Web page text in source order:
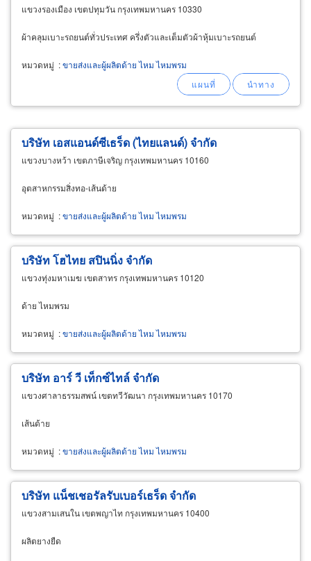
แขวงรองเมือง เขตปทุมวัน กรุงเทพมหานคร 10330
ผ้าคลุมเบาะรถยนต์ทั่วประเทศ ครึ่งตัวและเต็มตัวผ้าหุ้มเบาะรถยนต์
หมวดหมู่ :ขายส่งและผู้ผลิตด้าย ไหม ไหมพรม
บริษัท เอสแอนด์ซีเธร็ด (ไทยแลนด์) จำกัด
แขวงบางหว้า เขตภาษีเจริญ กรุงเทพมหานคร 10160
อุตสาหกรรมสิ่งทอ-เส้นด้าย
หมวดหมู่ :ขายส่งและผู้ผลิตด้าย ไหม ไหมพรม
บริษัท โฮไทย สปินนิ่ง จำกัด
แขวงทุ่งมหาเมฆ เขตสาทร กรุงเทพมหานคร 10120
ด้าย ไหมพรม
หมวดหมู่ :ขายส่งและผู้ผลิตด้าย ไหม ไหมพรม
บริษัท อาร์ วี เท็กซ์ไทล์ จำกัด
แขวงศาลาธรรมสพน์ เขตทวีวัฒนา กรุงเทพมหานคร 10170
เส้นด้าย
หมวดหมู่ :ขายส่งและผู้ผลิตด้าย ไหม ไหมพรม
บริษัท แน็ชเชอรัลรับเบอร์เธร็ด จำกัด
แขวงสามเสนใน เขตพญาไท กรุงเทพมหานคร 10400
ผลิตยางยืด